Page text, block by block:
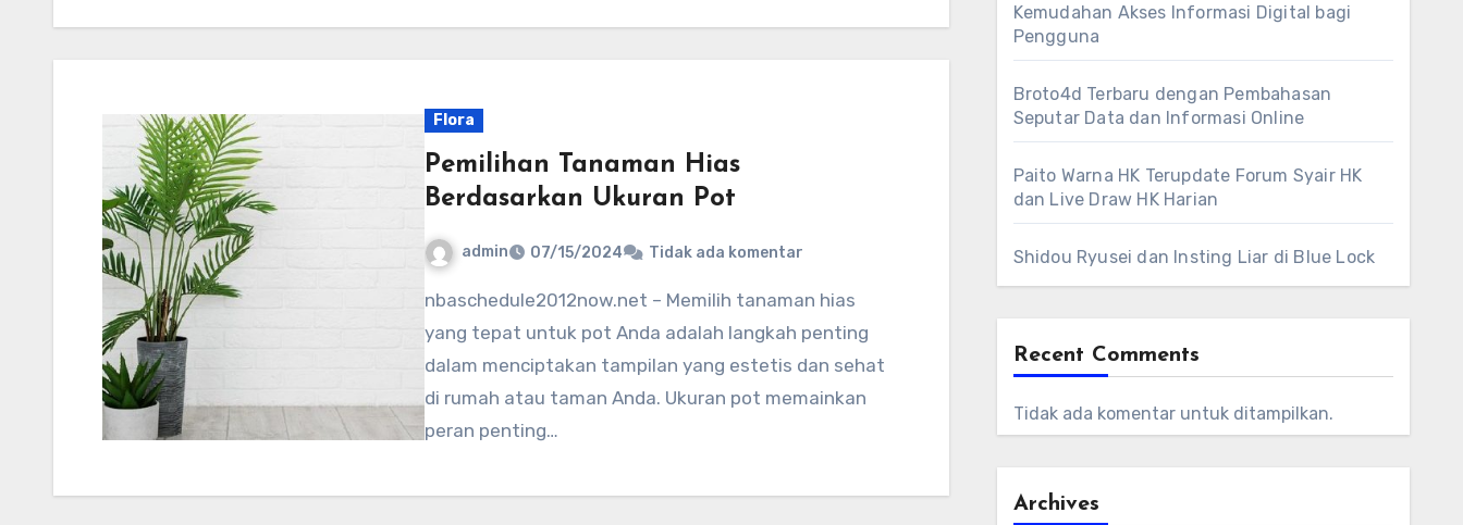
Flora
Pemilihan Tanaman Hias
Berdasarkan Ukuran Pot
admin 07/15/2024 Tidak ada komentar
nbaschedule2012now.net – Memilih tanaman hias
yang tepat untuk pot Anda adalah langkah penting
dalam menciptakan tampilan yang estetis dan sehat
di rumah atau taman Anda. Ukuran pot memainkan
peran penting…
Kemudahan Akses Informasi Digital bagi
Pengguna
Broto4d Terbaru dengan Pembahasan
Seputar Data dan Informasi Online
Paito Warna HK Terupdate Forum Syair HK
dan Live Draw HK Harian
Shidou Ryusei dan Insting Liar di Blue Lock
Recent Comments
Tidak ada komentar untuk ditampilkan.
Archives